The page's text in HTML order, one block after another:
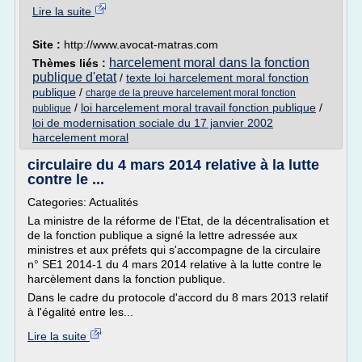
Lire la suite
Site : http://www.avocat-matras.com
Thèmes liés : harcelement moral dans la fonction
publique d'etat/ texte loi harcelement moral fonction
publique / charge de la preuve harcelement moral fonction
publique / loi harcelement moral travail fonction publique /
loi de modernisation sociale du 17 janvier 2002
harcelement moral
circulaire du 4 mars 2014 relative à la lutte
contre le ...
Categories: Actualités
La ministre de la réforme de l'Etat, de la décentralisation et
de la fonction publique a signé la lettre adressée aux
ministres et aux préfets qui s'accompagne de la circulaire
n° SE1 2014-1 du 4 mars 2014 relative à la lutte contre le
harcèlement dans la fonction publique.
Dans le cadre du protocole d'accord du 8 mars 2013 relatif
à l'égalité entre les...
Lire la suite